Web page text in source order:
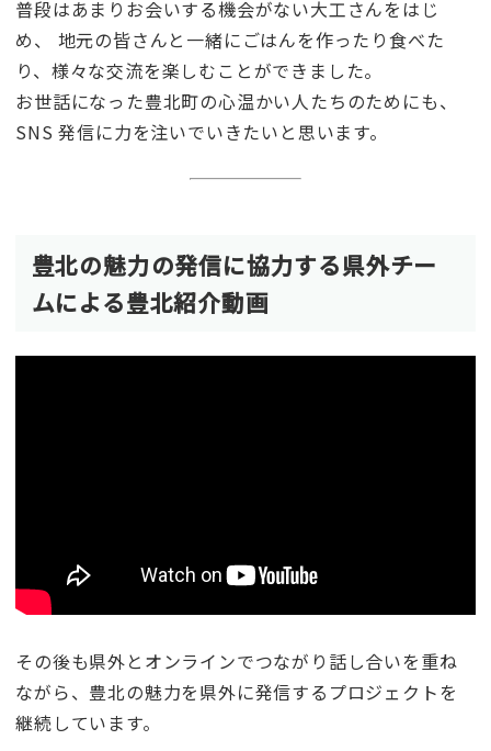
普段はあまりお会いする機会がない⼤⼯さんをはじ
め、 地元の皆さんと⼀緒にごはんを作ったり⾷べた
り、様々な交流を楽しむことができました。
お世話になった豊北町の⼼温かい⼈たちのためにも、
SNS 発信に⼒を注いでいきたいと思います。
豊北の魅力の発信に協力する県外チー
ムによる豊北紹介動画
その後も県外とオンラインでつながり話し合いを重ね
ながら、豊北の魅力を県外に発信するプロジェクトを
継続しています。